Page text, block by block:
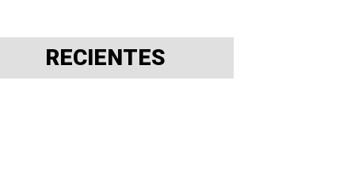
RECIENTES